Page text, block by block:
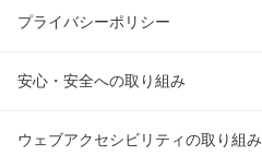
プライバシーポリシー
安心・安全への取り組み
ウェブアクセシビリティの取り組み